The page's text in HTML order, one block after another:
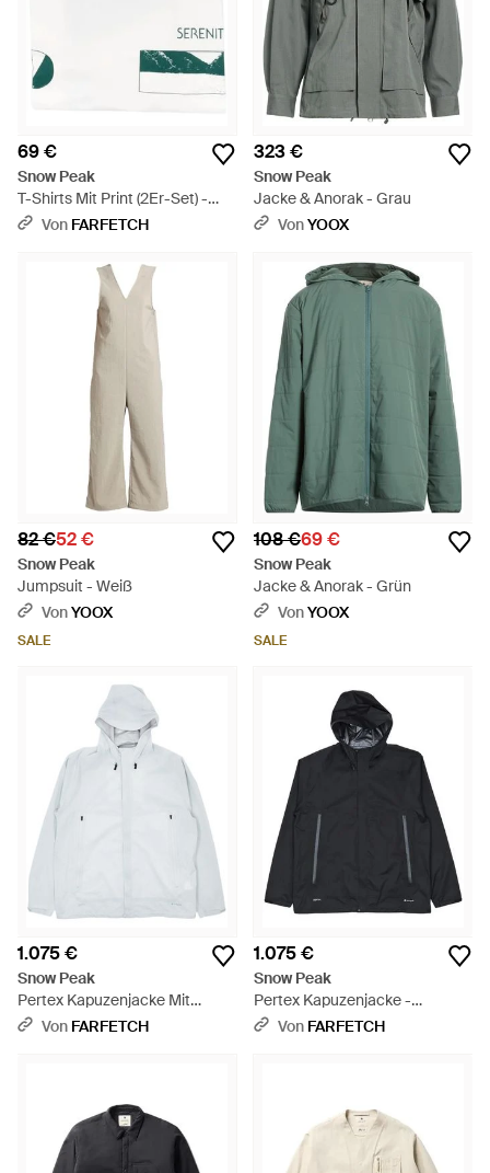
69 €
Snow Peak
T-Shirts Mit Print (2Er-Set) -
WeißVon FARFETCH
323 €
Snow Peak
Jacke & Anorak - Grau
VonYOOX
82 €52 €
Snow Peak
Jumpsuit - Weiß
VonYOOX
SALE
108 €69 €
Snow Peak
Jacke & Anorak - Grün
VonYOOX
SALE
1.075 €
Snow Peak
Pertex Kapuzenjacke Mit
Raglanärmel - Weiß
Von FARFETCH
1.075 €
Snow Peak
Pertex Kapuzenjacke -
Schwarz
Von FARFETCH